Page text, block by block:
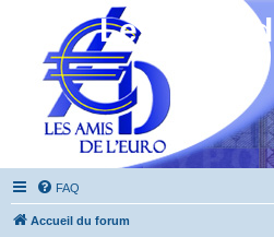
Les Amis
FAQ
Accueil du forum